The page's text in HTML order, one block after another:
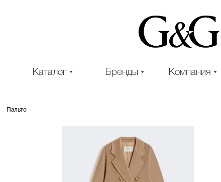
Каталог Бренды Компания
Пальто